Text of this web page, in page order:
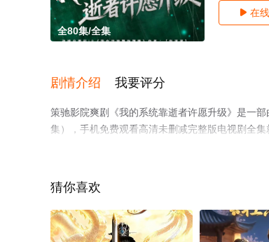
全80集/全集
 在
剧情介绍 我要评分
策驰影院爽剧《我的系统靠逝者许愿升级》是一
集），手机免费观看高清未删减完整版电视剧全
猜你喜欢